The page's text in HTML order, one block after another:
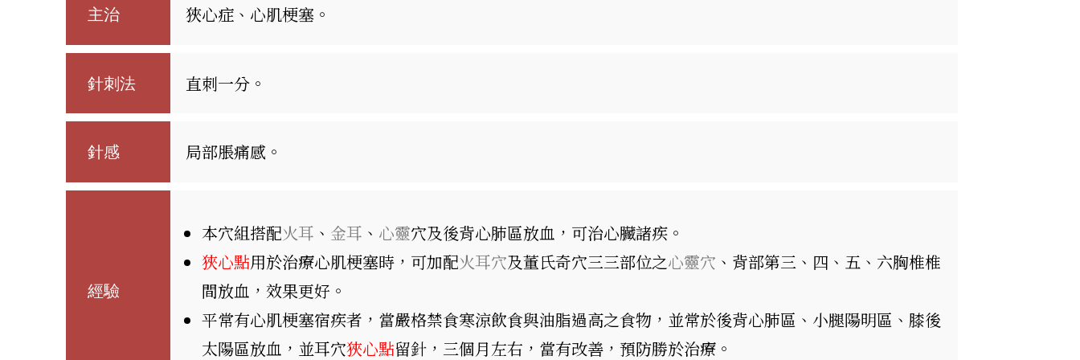
主治 狹心症、心肌梗塞。
針刺法 直刺一分。
針感 局部脹痛感。
經驗
本穴組搭配火耳 、 金耳 、 心靈穴及後背心肺區放血，可治心臟諸疾。
狹心點用於治療心肌梗塞時，可加配火耳穴及董氏奇穴三三部位之心靈穴 、背部第三、四、五、六胸椎椎
間放血，效果更好。
平常有心肌梗塞宿疾者，當嚴格禁食寒涼飲食與油脂過高之食物，並常於後背心肺區、小腿陽明區、膝後
太陽區放血，並耳穴狹心點留針，三個月左右，當有改善，預防勝於治療。